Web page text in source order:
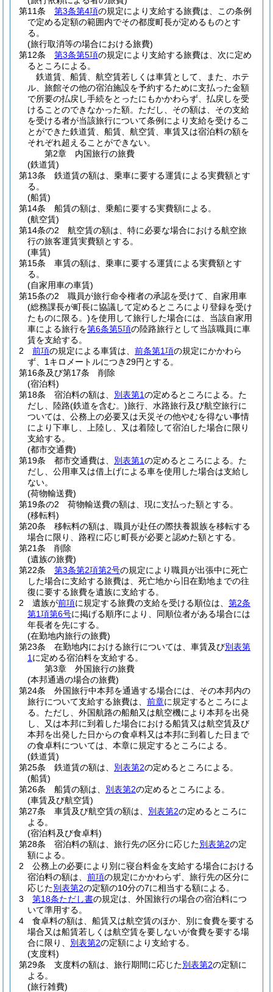
第11条
第3条第4項の規定により支給する旅費は、この条例
で定める定額の範囲内でその都度町長が定めるものとす
る。
(旅行取消等の場合における旅費)
第12条
第3条第5項の規定により支給する旅費は、次に定め
るところによる。
鉄道賃、船賃、航空賃若しくは車賃として、また、ホテ
ル、旅館その他の宿泊施設を予約するために支払った金額
で所要の払戻し手続をとったにもかかわらず、払戻しを受
けることのできなかった額。ただし、その額は、その支給
を受ける者が当該旅行について条例により支給を受けるこ
とができた鉄道賃、船賃、航空賃、車賃又は宿泊料の額を
それぞれ超えることができない。
第2章
内国旅行の旅費
(鉄道賃)
第13条
鉄道賃の額は、乗車に要する運賃による実費額とす
る。
(船賃)
第14条
船賃の額は、乗船に要する実費額による。
(航空賃)
第14条の2
航空賃の額は、特に必要な場合における航空旅
行の旅客運賃実費額とする。
(車賃)
第15条
車賃の額は、乗車に要する運賃による実費額とす
る。
(自家用車の車賃)
第15条の2
職員が旅行命令権者の承認を受けて、自家用車
(総務課長が町長に協議して定めるところにより登録を受け
たものに限る。)を使用して旅行した場合には、当該自家用
車による旅行を第6条第5項の陸路旅行として当該職員に車
賃を支給する。
2
前項の規定による車賃は、 前条第1項の規定にかかわら
ず、1キロメートルにつき29円とする。
第16条及び第17条
削除
(宿泊料)
第18条
宿泊料の額は、 別表第1の定めるところによる。 た
だし、陸路(鉄道を含む。)旅行、水路旅行及び航空旅行に
ついては、公務上の必要又は天災その他やむを得ない事情
により下車し、上陸し、又は着陸して宿泊した場合に限り
支給する。
(都市交通費)
第19条
都市交通費は、 別表第1の定めるところによる。 た
だし、公用車又は借上げによる車を使用した場合は支給し
ない。
(荷物輸送費)
第19条の2
荷物輸送費の額は、現に支払った額とする。
(移転料)
第20条
移転料の額は、職員が赴任の際扶養親族を移転する
場合に限り、路程に応じ町長が必要と認めた額とする。
第21条
削除
(遺族の旅費)
第22条
第3条第2項第2号の規定により職員が出張中に死亡
した場合に支給する旅費は、死亡地から旧在勤地までの往
復に要する旅費を遺族に支給する。
2
遺族が前項に規定する旅費の支給を受ける順位は、 第2条
第1項第6号に掲げる順序により、同順位者がある場合には
年長者を先にする。
(在勤地内旅行の旅費)
第23条
在勤地内における旅行については、車賃及び別表第
1 に定める宿泊料を支給する。
第3章
外国旅行の旅費
(本邦通過の場合の旅費)
第24条
外国旅行中本邦を通過する場合には、その本邦内の
旅行について支給する旅費は、 前章に規定するところによ
る。 ただし、外国航路の船舶又は航空機により本邦を出発
し、又は本邦に到着した場合における船賃又は航空賃及び
本邦を出発した日からの食卓料又は本邦に到着した日まで
の食卓料については、本章に規定するところによる。
(鉄道賃)
第25条
鉄道賃の額は、 別表第2の定めるところによる。
(船賃)
第26条
船賃の額は、 別表第2の定めるところによる。
(車賃及び航空賃)
第27条
車賃及び航空賃の額は、 別表第2の定めるところに
よる。
(宿泊料及び食卓料)
第28条
宿泊料の額は、旅行先の区分に応じた別表第2の定
額による。
2
公務上の必要により別に寝台料金を支給する場合における
宿泊料の額は、 前項の規定にかかわらず、旅行先の区分に
応じた別表第2の定額の10分の7に相当する額による。
3
第18条ただし書の規定は、外国旅行の場合の宿泊料につ
いて準用する。
4
食卓料の額は、船賃又は航空賃のほか、別に食費を要する
場合又は船賃若しくは航空賃を要しないが食費を要する場
合に限り、 別表第2の定額により支給する。
(支度料)
第29条
支度料の額は、旅行期間に応じた別表第2の定額に
よる。
(旅行雑費)